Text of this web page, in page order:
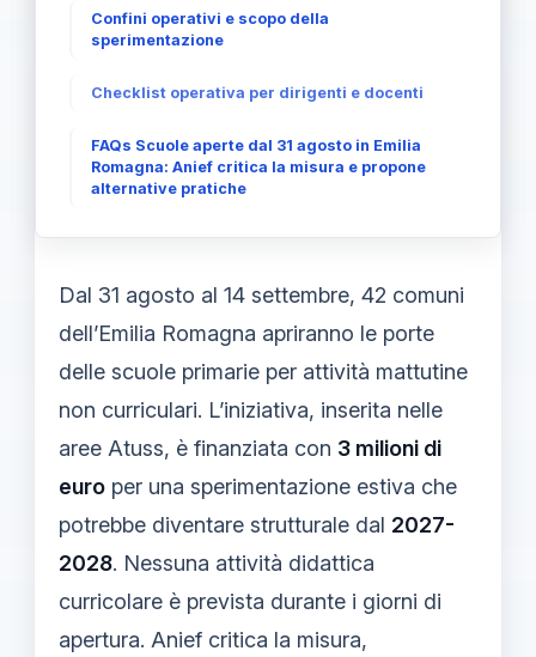
Confini operativi e scopo della
sperimentazione
Checklist operativa per dirigenti e docenti
FAQs Scuole aperte dal 31 agosto in Emilia
Romagna: Anief critica la misura e propone
alternative pratiche
Dal 31 agosto al 14 settembre, 42 comuni
dell’Emilia Romagna apriranno le porte
delle scuole primarie per attività mattutine
non curriculari. L’iniziativa, inserita nelle
aree Atuss, è finanziata con 3 milioni di
euro per una sperimentazione estiva che
potrebbe diventare strutturale dal 2027-
2028. Nessuna attività didattica
curricolare è prevista durante i giorni di
apertura. Anief critica la misura,